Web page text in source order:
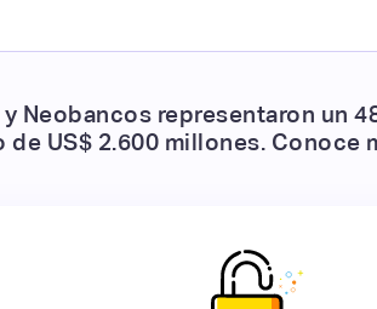
Neobancos representaron un
US$ 2.600 millones. Conoce